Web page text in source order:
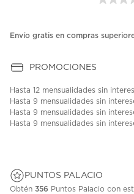
Envío gratis en compras
PROMOCIONES
Hasta 12 mensualidades sin
Hasta 9 mensualidades sin
Hasta 9 mensualidades sin
Hasta 9 mensualidades sin
PUNTOS PALACIO
Obtén 356 Puntos Palacio con